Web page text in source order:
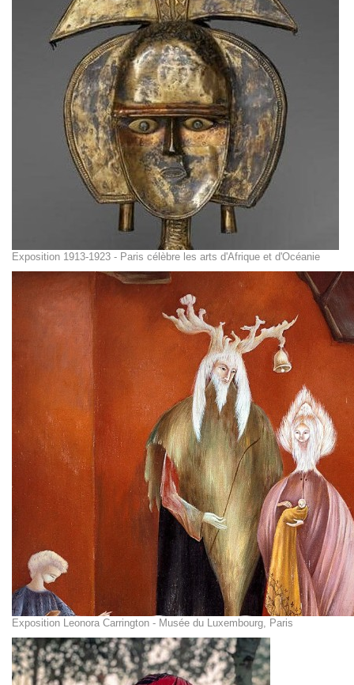
Exposition 1913-1923 - Paris célèbre les arts d'Afrique et d'Océanie
Exposition Leonora Carrington - Musée du Luxembourg, Paris